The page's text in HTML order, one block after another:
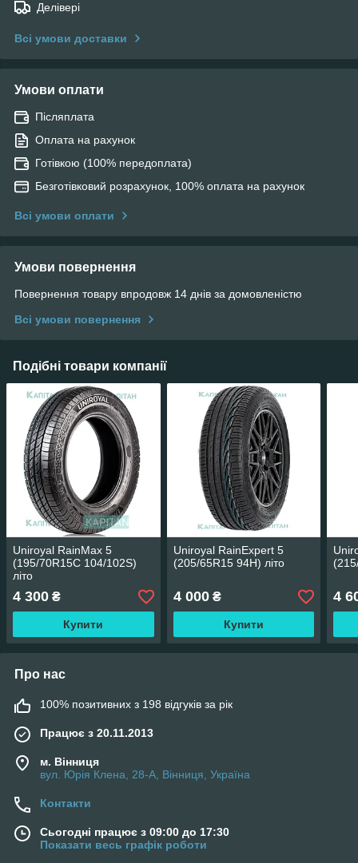
Делівері
Всі умови доставки
Умови оплати
Післяплата
Оплата на рахунок
Готівкою (100% передоплата)
Безготівковий розрахунок, 100% оплата на рахунок
Всі умови оплати
Умови повернення
Повернення товару впродовж 14 днів за домовленістю
Всі умови повернення
Подібні товари компанії
Uniroyal RainMax 5
(195/70R15C 104/102S)
літо
4 300 ₴
Купити
Uniroyal RainExpert 5
(205/65R15 94H) літо
4 000₴
Купити
4
Про нас
100% позитивних з 198 відгуків за рік
Працює з 20.11.2013
м. Вінниця
вул. Юрія Клена, 28-А, Вінниця, Україна
Контакти
Сьогодні працює з 09:00 до 17:30
Показати весь графік роботи